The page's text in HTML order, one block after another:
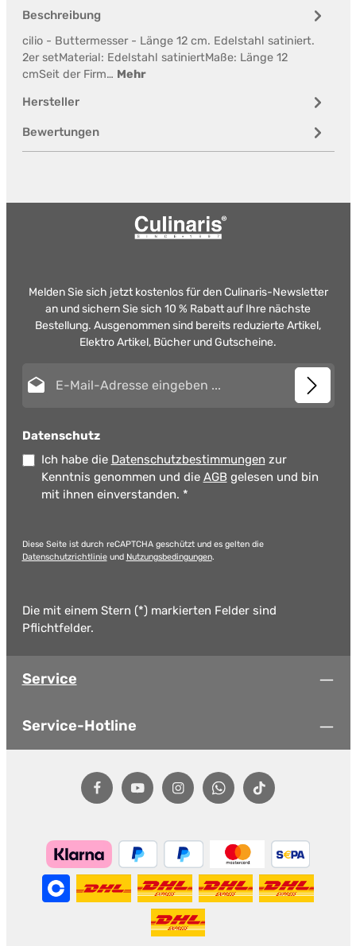
Beschreibung
cilio - Buttermesser - Länge 12 cm. Edelstahl satiniert.
2er setMaterial: Edelstahl satiniertMaße: Länge 12
cmSeit der Firm… Mehr
Hersteller
Bewertungen
Melden Sie sich jetzt kostenlos für den Culinaris-Newsletter
an und sichern Sie sich 10 % Rabatt auf Ihre nächste
Bestellung. Ausgenommen sind bereits reduzierte Artikel,
Elektro Artikel, Bücher und Gutscheine.
Datenschutz
Ich habe die Datenschutzbestimmungen zur
Kenntnis genommen und die AGB gelesen und bin
mit ihnen einverstanden. *
Diese Seite ist durch reCAPTCHA geschützt und es gelten die
Datenschutzrichtlinieund Nutzungsbedingungen.
Die mit einem Stern (*) markierten Felder sind
Pflichtfelder.
Service
Service-Hotline